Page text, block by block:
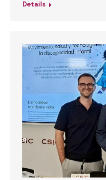
Details